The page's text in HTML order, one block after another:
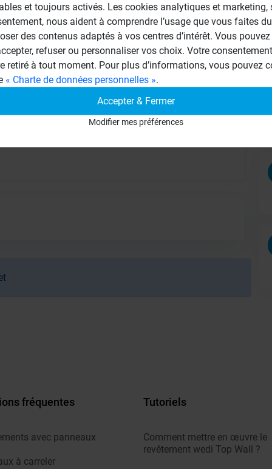
poudre de type C2, soit à prise
fréquentes
avec panneaux
à carreler
Tutoriels
Comment mettre en œuvre le
revêtement wedi Top Wall ?
et toujours activés. Les cookies analytiques et marketing,
nous aident à comprendre l’usage que vous faites
des contenus adaptés à vos centres d’intérêt. Vous
refuser ou personnaliser vos choix. Votre
retiré à tout moment. Pour plus d’informations, vous pouvez
« Charte de données personnelles ».
Accepter & Fermer
Modifier mes préférences